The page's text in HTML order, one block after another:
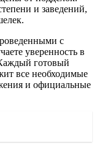
и заведений,
с
уверенность в
готовый
все необходимые
и официальные